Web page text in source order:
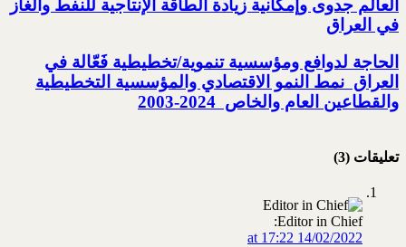
العالم جدوى وإمكانية زيادة الطاقة الإنتاجية للنفط والغاز
في العراق
الحاجة لدوافع ومؤسسية تنموية/تخطيطية فَعّالة في
العراق ‏ نمط النمو الاقتصادي والمؤسسية التخطيطية
والقطاعين العام والخاص ‏ 2003-2024‏
تعليقات (3)
Editor in Chief:
14/02/2022 at 17:22